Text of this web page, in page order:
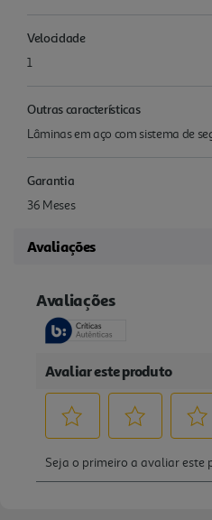
Velocidade
1
Outras características
Lâminas em aço com sistema de
Garantia
36 Meses
Avaliações